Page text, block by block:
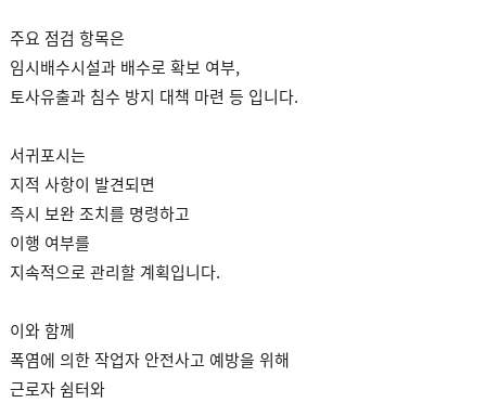
주요 점검 항목은
임시배수시설과 배수로 확보 여부,
토사유출과 침수 방지 대책 마련 등 입니다.
서귀포시는
지적 사항이 발견되면
즉시 보완 조치를 명령하고
이행 여부를
지속적으로 관리할 계획입니다.
이와 함께
폭염에 의한 작업자 안전사고 예방을 위해
근로자 쉼터와